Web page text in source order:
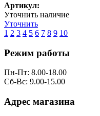
Артикул:
Уточнить наличие
Уточнить
1 2 3 4 5 6 7 8 9 10
Режим работы
Пн-Пт: 8.00-18.00
Сб-Вс: 9.00-15.00
Адрес магазина